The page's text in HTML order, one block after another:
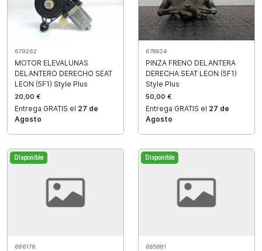
679262
MOTOR ELEVALUNAS
DELANTERO DERECHO SEAT
LEON (5F1) Style Plus
20,00 €
Entrega GRATIS el 27 de
Agosto
678824
PINZA FRENO DELANTERA
DERECHA SEAT LEON (5F1)
Style Plus
50,00 €
Entrega GRATIS el 27 de
Agosto
Disponible
686176
Disponible
685881